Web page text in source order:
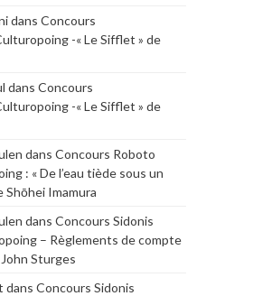
dans Concours
-« Le Sifflet » de
dans Concours
-« Le Sifflet » de
dans Concours Roboto
: « De l’eau tiède sous un
Shōhei Imamura
dans Concours Sidonis
– Règlements de compte
Sturges
dans Concours Sidonis